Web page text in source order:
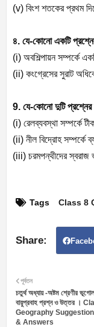
(v) বিংশ শতকের প্রথম
৪. যে-কোনো একটি
(i) অবশিল্পায়ন সম্পর্কে
(ii) কংগ্রেসের সুরাট
9. যে-কোনো দুটি
(i) রেলব্যবস্থা সম্পর্কে
(ii) নীল বিদ্রোহ সম্পর্কে
(iii) চরমপন্থীদের স্বরাজ
Tags Class 8
পূর্বতন
চতুর্থ অধ্যায় -অষ্টম শ্রেণীর
বায়ুপ্রবাহ প্রশ্ন ও উত্তর ।
Geography
& Answers